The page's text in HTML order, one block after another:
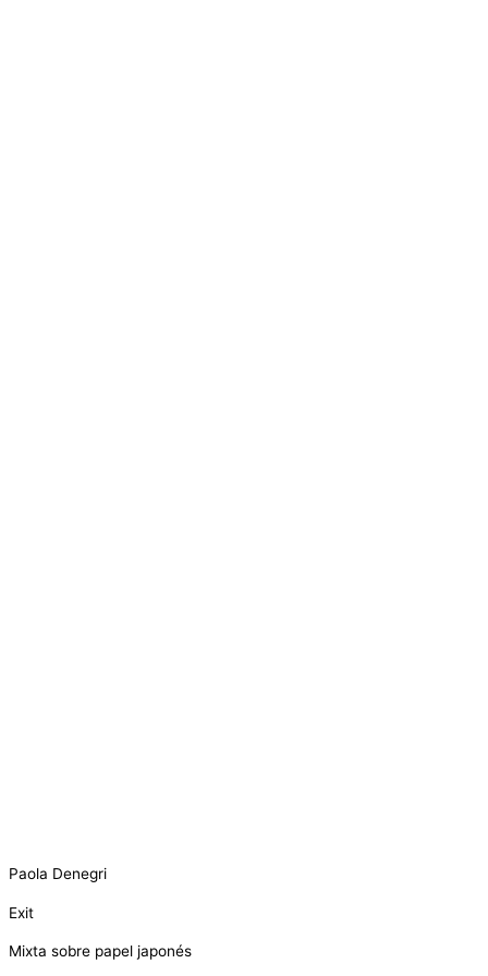
Paola Denegri
Exit
Mixta sobre papel japonés